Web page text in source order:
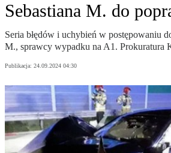
Sebastiana M. do
Seria błędów i uchybień w postępowaniu
M., sprawcy wypadku na A1. Prokuratura
Publikacja: 24.09.2024 04:30